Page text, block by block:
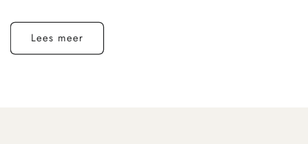
Lees meer